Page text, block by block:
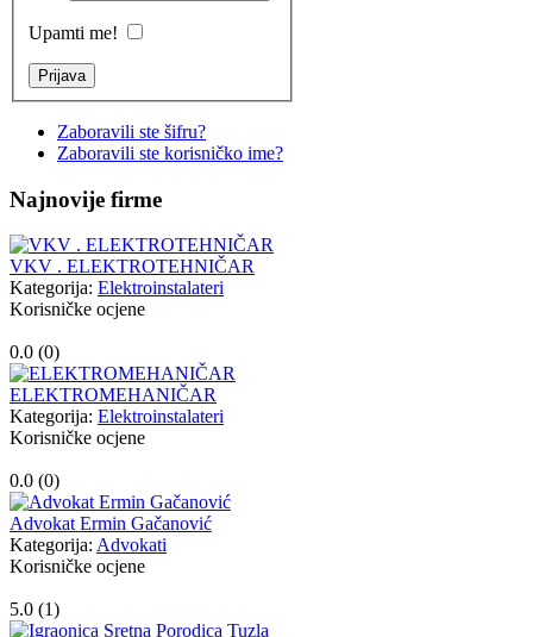
Upamti me!
Zaboravili ste šifru?
Zaboravili ste korisničko ime?
Najnovije firme
VKV . ELEKTROTEHNIČAR
Kategorija: Elektroinstalateri
Korisničke ocjene
0.0 (0)
ELEKTROMEHANIČAR
Kategorija: Elektroinstalateri
Korisničke ocjene
0.0 (0)
Advokat Ermin Gačanović
Kategorija: Advokati
Korisničke ocjene
5.0 (1)